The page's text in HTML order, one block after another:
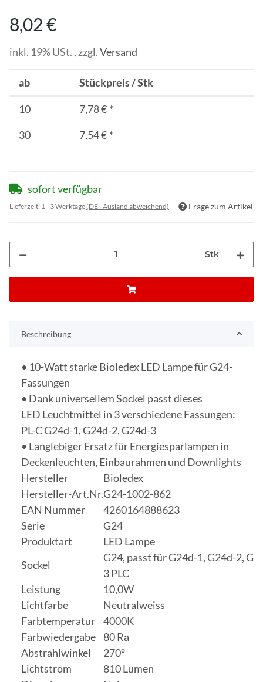
8,02 €
inkl. 19% USt. , zzgl.Versand
ab Stückpreis / Stk
10 7,78 € *
30
7,54 € *
sofort verfügbar
Lieferzeit: 1 - 3 Werktage(DE - Ausland abweichend) Frage zum Artikel
Stk
Beschreibung
• 10-Watt starke Bioledex LED Lampe für G24-
Fassungen
• Dank universellem Sockel passt dieses
LED Leuchtmittel in 3 verschiedene Fassungen:
PL-C G24d-1, G24d-2, G24d-3
• Langlebiger Ersatz für Energiesparlampen in
Deckenleuchten, Einbaurahmen und Downlights
Hersteller
Bioledex
Hersteller-Art.Nr.G24-1002-862
EAN Nummer
4260164888623
Serie
G24
Produktart
LED Lampe
Sockel
G24, passt für G24d-1, G24d-2,
3 PLC
Leistung
10,0W
Lichtfarbe
Neutralweiss
Farbtemperatur
4000K
Farbwiedergabe
80 Ra
Abstrahlwinkel
270°
Lichtstrom
810 Lumen